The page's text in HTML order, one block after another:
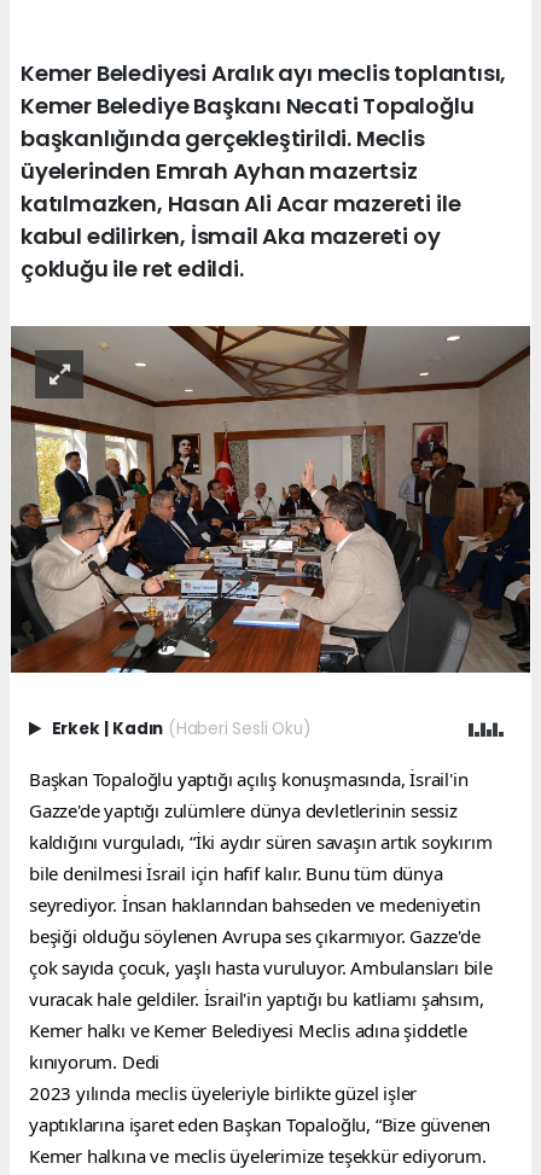
Kemer Belediyesi Aralık ayı meclis toplantısı,
Kemer Belediye Başkanı Necati Topaloğlu
başkanlığında gerçekleştirildi. Meclis
üyelerinden Emrah Ayhan mazertsiz
katılmazken, Hasan Ali Acar mazereti ile
kabul edilirken, İsmail Aka mazereti oy
çokluğu ile ret edildi.
Erkek | Kadın (Haberi Sesli Oku)
Başkan Topaloğlu yaptığı açılış konuşmasında, İsrail'in
Gazze'de yaptığı zulümlere dünya devletlerinin sessiz
kaldığını vurguladı, “İki aydır süren savaşın artık soykırım
bile denilmesi İsrail için hafif kalır. Bunu tüm dünya
seyrediyor. İnsan haklarından bahseden ve medeniyetin
beşiği olduğu söylenen Avrupa ses çıkarmıyor. Gazze'de
çok sayıda çocuk, yaşlı hasta vuruluyor. Ambulansları bile
vuracak hale geldiler. İsrail'in yaptığı bu katliamı şahsım,
Kemer halkı ve Kemer Belediyesi Meclis adına şiddetle
kınıyorum. Dedi
2023 yılında meclis üyeleriyle birlikte güzel işler
yaptıklarına işaret eden Başkan Topaloğlu, “Bize güvenen
Kemer halkına ve meclis üyelerimize teşekkür ediyorum.